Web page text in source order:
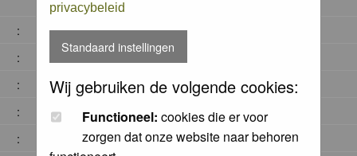
privacybeleid
Standaard instellingen
Wij gebruiken de volgende cookies:
Functioneel: cookies die er voor
zorgen dat onze website naar behoren
:
:
:
:
: